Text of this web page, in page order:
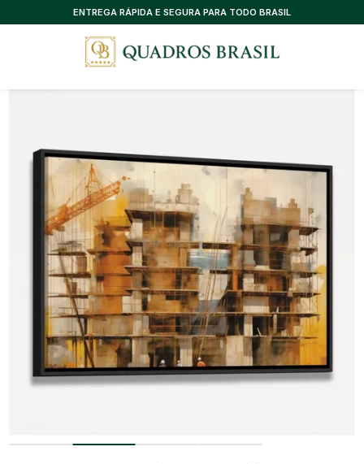
CONSULTORIA EXCLUSIVA, SEM CUSTO
ENTREGA RÁPIDA E SEGURA PARA TODO BRASIL